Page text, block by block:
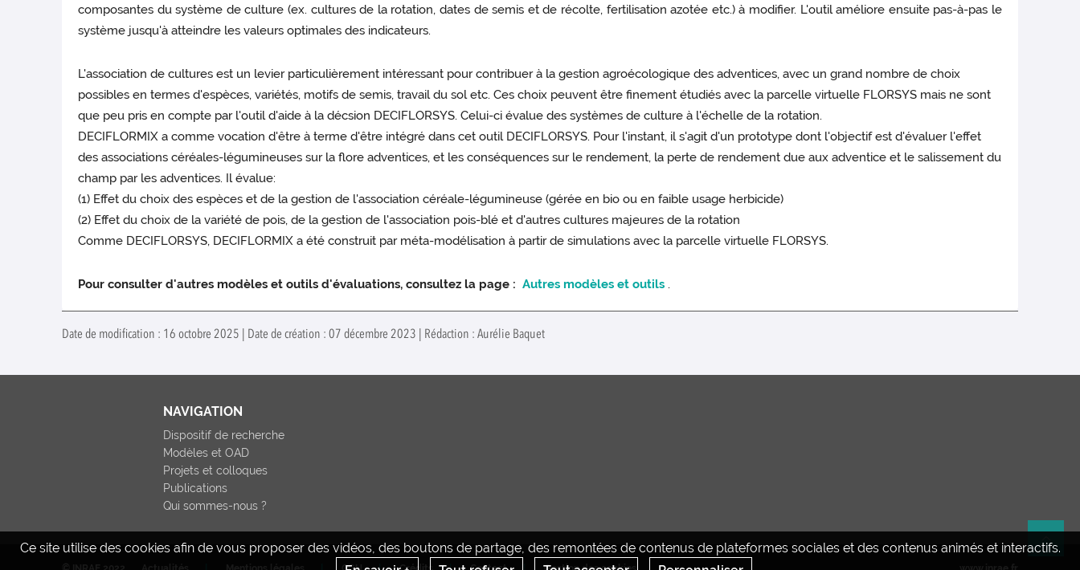
composantes du système de culture (ex. cultures de la rotation, dates de semis et de récolte, fertilisation azotée etc.) à modifier. L'outil améliore ensuite pas-à-pas le
système jusqu'à atteindre les valeurs optimales des indicateurs.
L'association de cultures est un levier particulièrement intéressant pour contribuer à la gestion agroécologique des adventices, avec un grand nombre de choix
possibles en termes d'espèces, variétés, motifs de semis, travail du sol etc. Ces choix peuvent être finement étudiés avec la parcelle virtuelle FLORSYS mais ne sont
que peu pris en compte par l'outil d'aide à la décsion DECIFLORSYS. Celui-ci évalue des systèmes de culture à l'échelle de la rotation.
DECIFLORMIX a comme vocation d'être à terme d'être intégré dans cet outil DECIFLORSYS. Pour l'instant, il s'agit d'un prototype dont l'objectif est d'évaluer l'effet
des associations céréales-légumineuses sur la flore adventices, et les conséquences sur le rendement, la perte de rendement due aux adventice et le salissement du
champ par les adventices. Il évalue:
(1) Effet du choix des espèces et de la gestion de l'association céréale-légumineuse (gérée en bio ou en faible usage herbicide)
(2) Effet du choix de la variété de pois, de la gestion de l'association pois-blé et d'autres cultures majeures de la rotation
Comme DECIFLORSYS, DECIFLORMIX a été construit par méta-modélisation à partir de simulations avec la parcelle virtuelle FLORSYS.
Pour consulter d'autres modèles et outils d'évaluations, consultez la page : Autres modèles et outils .
Date de modification : 16 octobre 2025 | Date de création : 07 décembre 2023 | Rédaction : Aurélie Baquet
Ce site utilise des cookies afin de vous proposer des vidéos, des boutons de partage, des remontées de contenus de plateformes sociales et des contenus animés et interactifs.
NAVIGATION
Dispositif de recherche
Modèles et OAD
Projets et colloques
Publications
Qui sommes-nous ?